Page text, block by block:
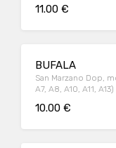
11.00 €
BUFALA
San Marzano Dop,
A7, A8, A10, A11, A13)
10.00 €